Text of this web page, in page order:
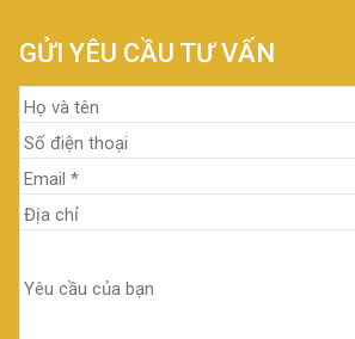
GỬI YÊU CẦU TƯ VẤN